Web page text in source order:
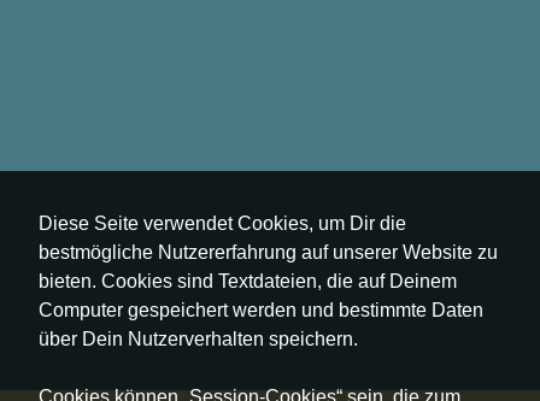
Diese Seite verwendet Cookies, um Dir die
bestmögliche Nutzererfahrung auf unserer Website zu
bieten. Cookies sind Textdateien, die auf Deinem
Computer gespeichert werden und bestimmte Daten
über Dein Nutzerverhalten speichern.
Cookies können „Session-Cookies“ sein, die zum